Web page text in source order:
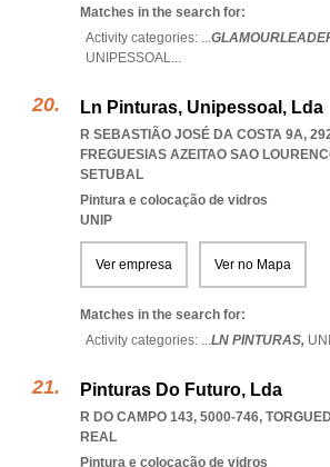
Matches in the search for:
Activity categories: ...
UNIPESSOAL...
Ln Pinturas, Unipessoal, Lda
R SEBASTIÃO JOSÉ DA COSTA 9A,
FREGUESIAS AZEITAO SAO
SETUBAL
Pintura e colocação de vidros
UNIP
Ver empresa Ver no Mapa
Matches in the search for:
Activity categories: ...LN PINTURAS,
Pinturas Do Futuro, Lda
R DO CAMPO 143, 5000-746,
REAL
Pintura e colocação de vidros